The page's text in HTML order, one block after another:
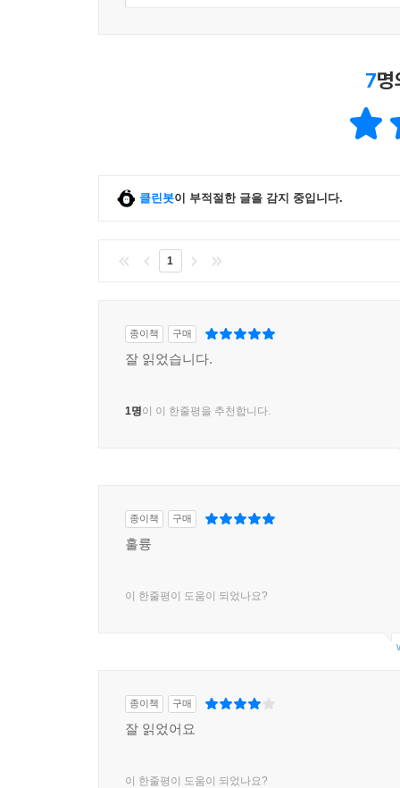
계단 내려가다 보면 빛도 가느다란 선처럼 보일
우리는 가만히 누워 손과 발이 따뜻해지길 기다렸다
7
클린봇이 부적절한 글을 감지 중입니다.
1
종이책 구매
잘 읽었습니다.
1명이 이 한줄평을 추천합니다.
종이책 구매
훌륭
이 한줄평이 도움이 되었나요?
종이책 구매
잘 읽었어요
이 한줄평이 도움이 되었나요?